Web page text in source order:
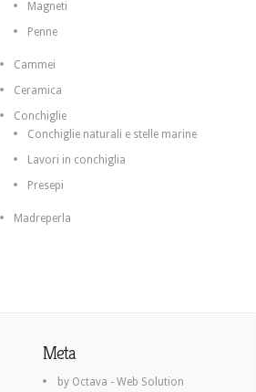
Magneti
Penne
Cammei
Ceramica
Conchiglie
Conchiglie naturali e stelle marine
Lavori in conchiglia
Presepi
Madreperla
Meta
by Octava - Web Solution